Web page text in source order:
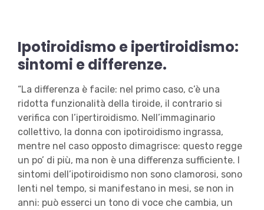
Ipotiroidismo e ipertiroidismo:
sintomi e differenze.
“La differenza è facile: nel primo caso, c’è una
ridotta funzionalità della tiroide, il contrario si
verifica con l’ipertiroidismo. Nell’immaginario
collettivo, la donna con ipotiroidismo ingrassa,
mentre nel caso opposto dimagrisce: questo regge
un po’ di più, ma non è una differenza sufficiente. I
sintomi dell’ipotiroidismo non sono clamorosi, sono
lenti nel tempo, si manifestano in mesi, se non in
anni: può esserci un tono di voce che cambia, un